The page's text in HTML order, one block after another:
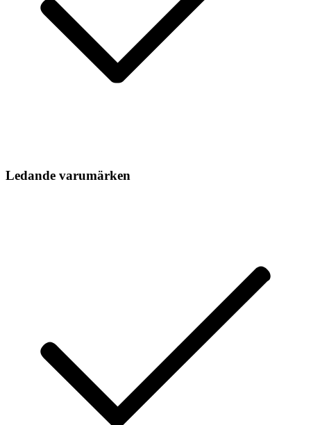
Ledande varumärken